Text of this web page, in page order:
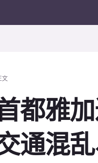
文
都雅
通混